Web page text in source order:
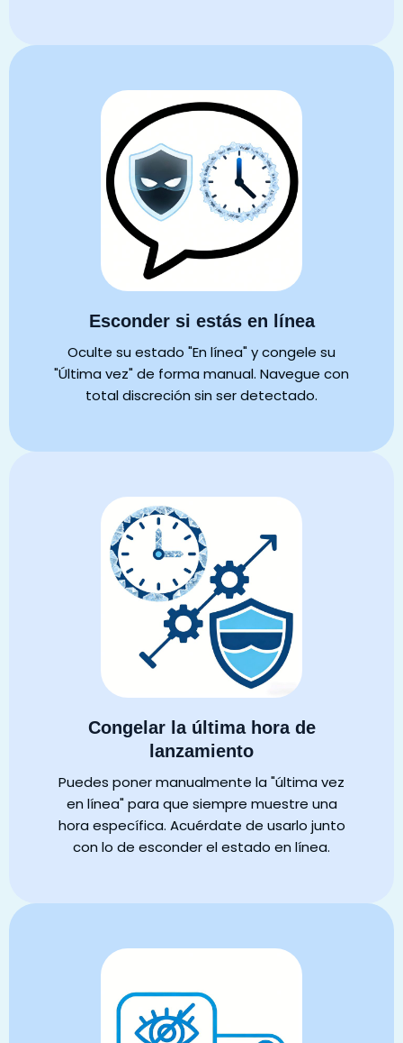
Esconder si estás en línea
Oculte su estado "En línea" y congele su
"Última vez" de forma manual. Navegue con
total discreción sin ser detectado.
Congelar la última hora de
lanzamiento
Puedes poner manualmente la "última vez
en línea" para que siempre muestre una
hora específica. Acuérdate de usarlo junto
con lo de esconder el estado en línea.